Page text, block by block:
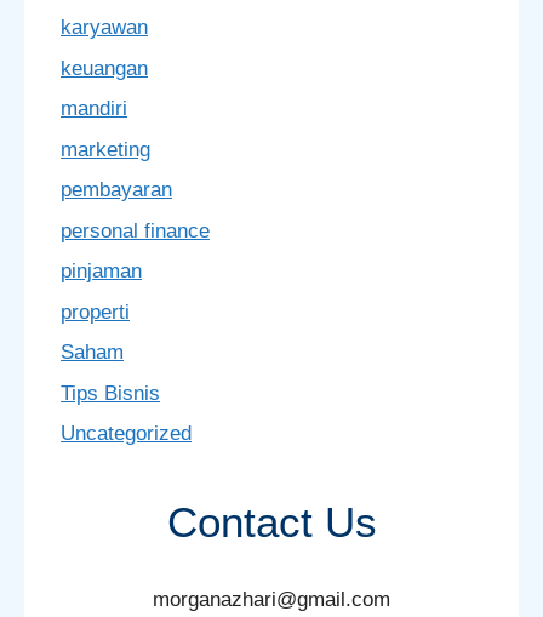
karyawan
keuangan
mandiri
marketing
pembayaran
personal finance
pinjaman
properti
Saham
Tips Bisnis
Uncategorized
Contact Us
morganazhari@gmail.com